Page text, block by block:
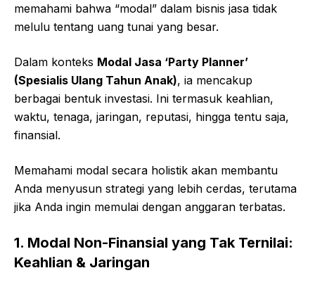
memahami bahwa “modal” dalam bisnis jasa tidak
melulu tentang uang tunai yang besar.
Dalam konteks Modal Jasa ‘Party Planner’
(Spesialis Ulang Tahun Anak), ia mencakup
berbagai bentuk investasi. Ini termasuk keahlian,
waktu, tenaga, jaringan, reputasi, hingga tentu saja,
finansial.
Memahami modal secara holistik akan membantu
Anda menyusun strategi yang lebih cerdas, terutama
jika Anda ingin memulai dengan anggaran terbatas.
1. Modal Non-Finansial yang Tak Ternilai:
Keahlian & Jaringan